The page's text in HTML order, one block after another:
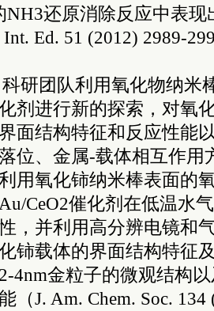
NH3还原消除反应中表现
Int. Ed. 51 (2012) 2989-
研团队利用氧化物纳米
剂进行新的探索，对氧
面结构特征和反应性能
位、金属-载体相互作用
用氧化铈纳米棒表面的
CeO2催化剂在低温水
，并利用高分辨电镜和
铈载体的界面结构特征
4nm金粒子的微观结构
（J. Am. Chem. Soc. 134